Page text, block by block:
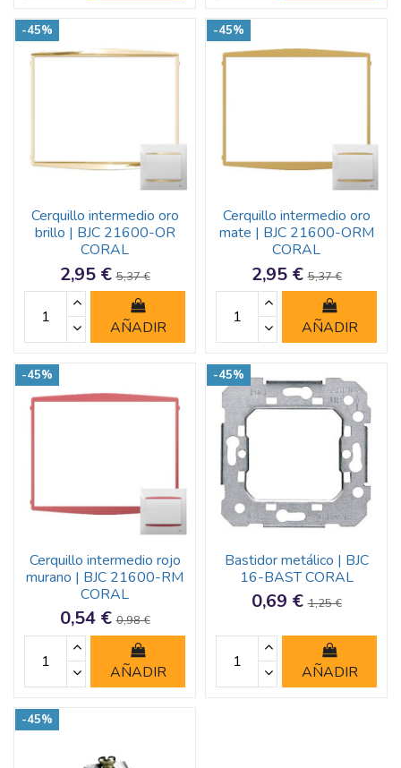
-45%
Cerquillo intermedio oro
brillo | BJC 21600-OR
CORAL
2,95 €5,37 €
AÑADIR
-45%
Cerquillo intermedio oro
mate | BJC 21600-ORM
CORAL
2,95 €5,37 €
AÑADIR
-45%
Cerquillo intermedio rojo
murano | BJC 21600-RM
CORAL
0,54 €0,98 €
AÑADIR
-45%
Bastidor metálico | BJC
16-BAST CORAL
0,69 €1,25 €
AÑADIR
-45%